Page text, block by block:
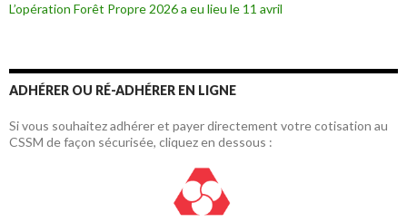
L’opération Forêt Propre 2026 a eu lieu le 11 avril
ADHÉRER OU RÉ-ADHÉRER EN LIGNE
Si vous souhaitez adhérer et payer directement votre cotisation au
CSSM de façon sécurisée, cliquez en dessous :